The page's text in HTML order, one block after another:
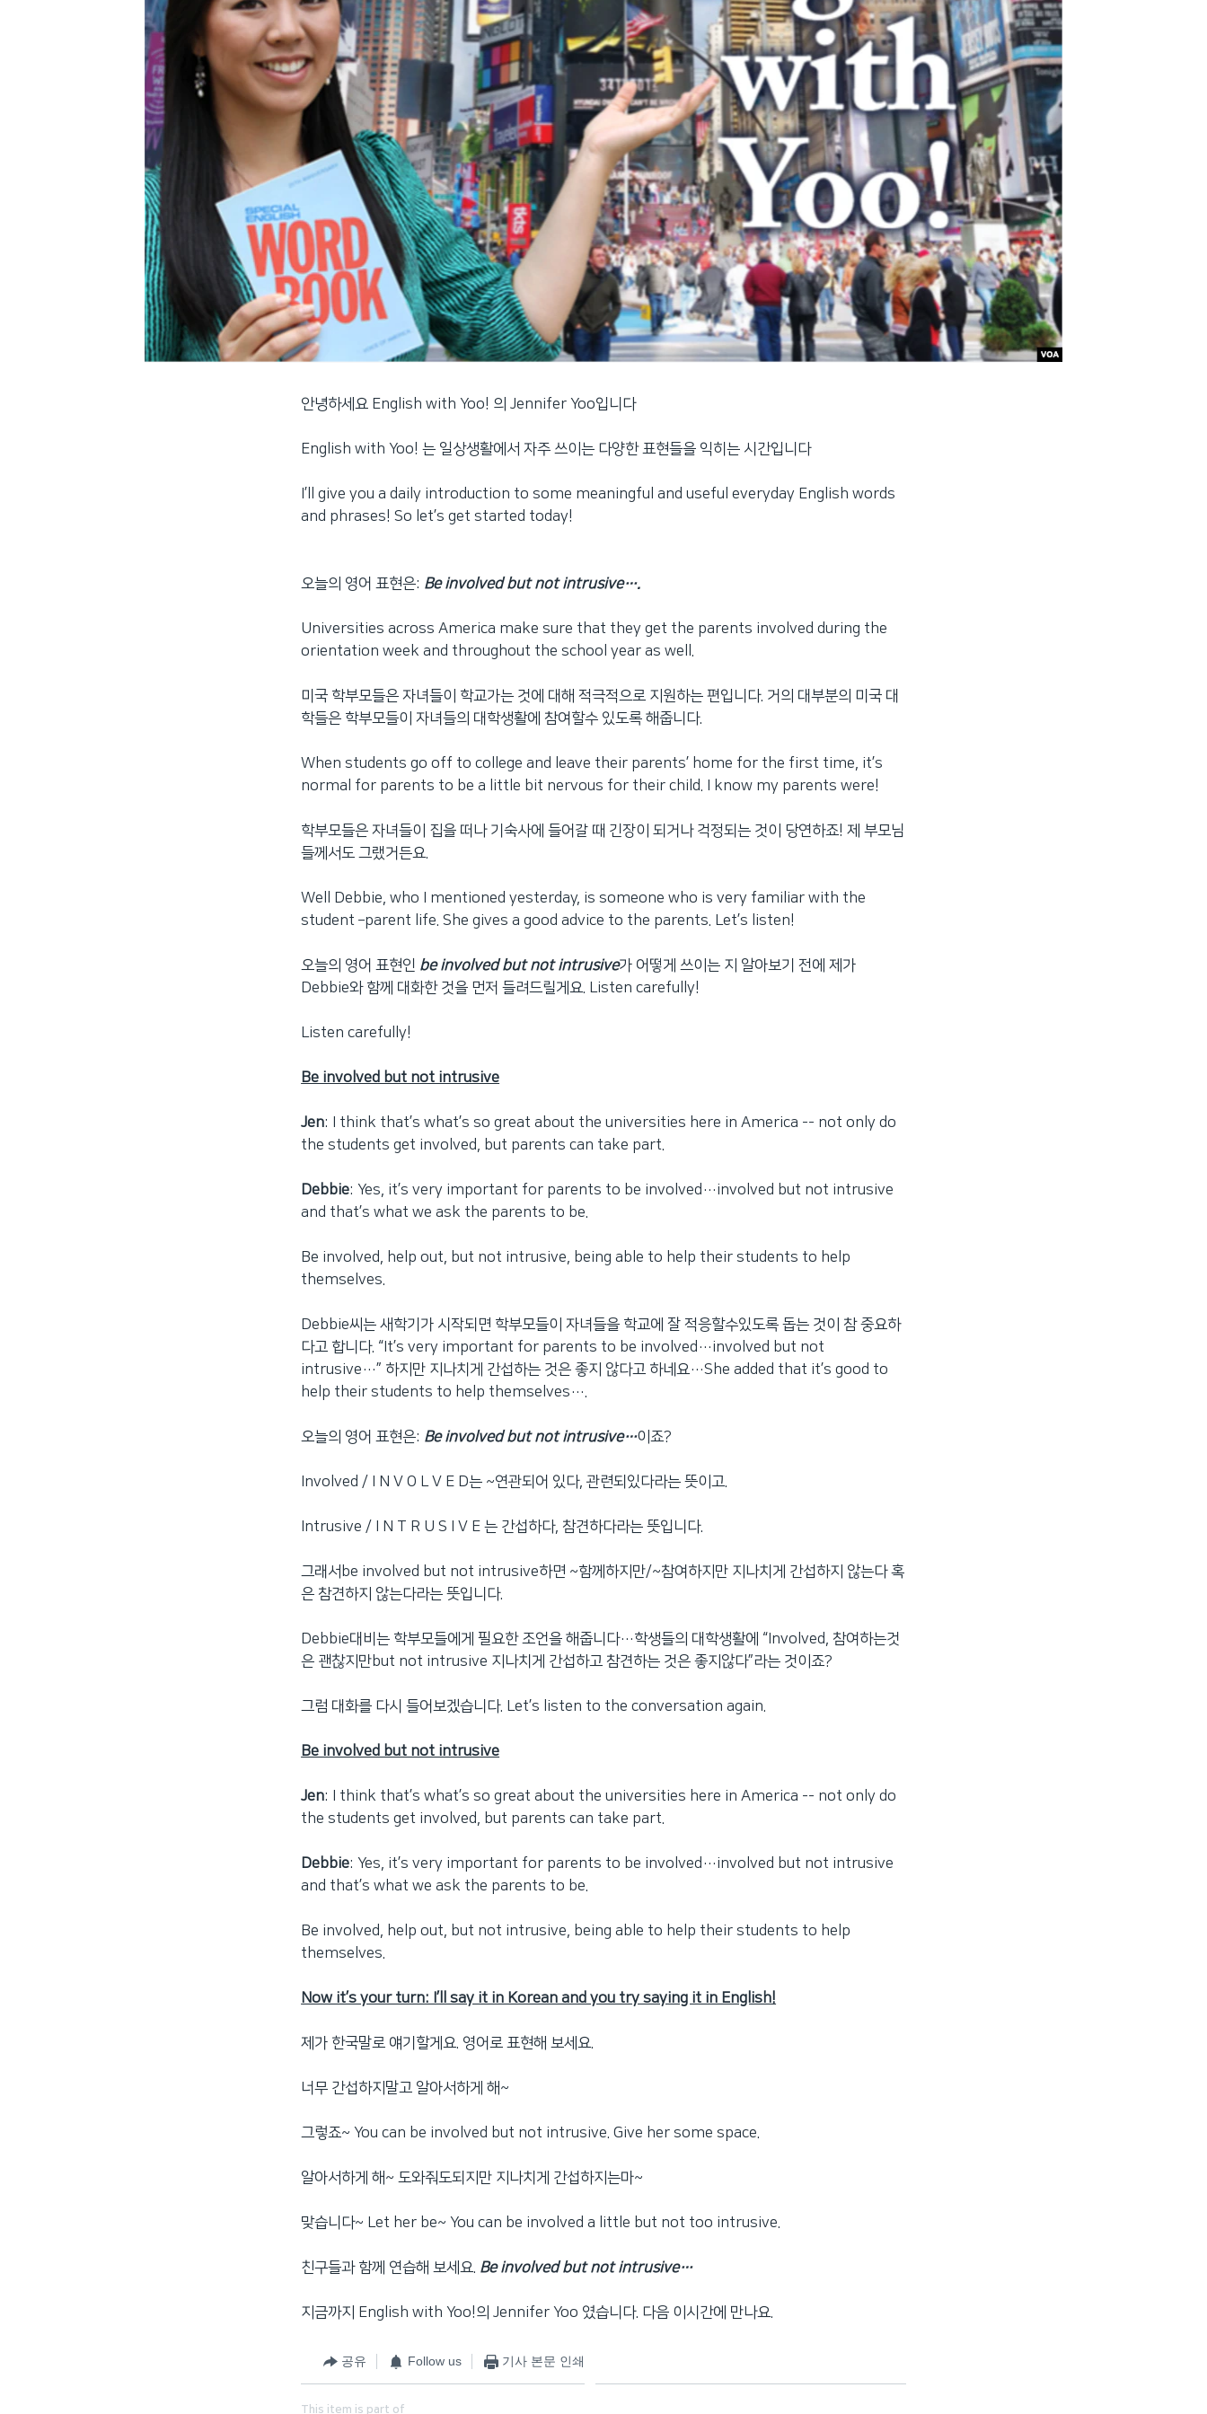
안녕하세요 English with Yoo! 의 Jennifer Yoo입니다
English with Yoo! 는 일상생활에서 자주 쓰이는 다양한 표현들을 익히는 시간입니다
I’ll give you a daily introduction to some meaningful and useful everyday English words
and phrases! So let’s get started today!
오늘의 영어 표현은: Be involved but not intrusive….
Universities across America make sure that they get the parents involved during the
orientation week and throughout the school year as well.
미국 학부모들은 자녀들이 학교가는 것에 대해 적극적으로 지원하는 편입니다. 거의 대부분의 미국 대
학들은 학부모들이 자녀들의 대학생활에 참여할수 있도록 해줍니다.
When students go off to college and leave their parents’ home for the first time, it’s
normal for parents to be a little bit nervous for their child. I know my parents were!
학부모들은 자녀들이 집을 떠나 기숙사에 들어갈 때 긴장이 되거나 걱정되는 것이 당연하죠! 제 부모님
들께서도 그랬거든요.
Well Debbie, who I mentioned yesterday, is someone who is very familiar with the
student –parent life. She gives a good advice to the parents. Let’s listen!
오늘의 영어 표현인 be involved but not intrusive가 어떻게 쓰이는 지 알아보기 전에 제가
Debbie와 함께 대화한 것을 먼저 들려드릴게요. Listen carefully!
Listen carefully!
Be involved but not intrusive
Jen: I think that’s what’s so great about the universities here in America -- not only do
the students get involved, but parents can take part.
Debbie: Yes, it’s very important for parents to be involved…involved but not intrusive
and that’s what we ask the parents to be.
Be involved, help out, but not intrusive, being able to help their students to help
themselves.
Debbie씨는 새학기가 시작되면 학부모들이 자녀들을 학교에 잘 적응할수있도록 돕는 것이 참 중요하
다고 합니다. “It’s very important for parents to be involved…involved but not
intrusive…” 하지만 지나치게 간섭하는 것은 좋지 않다고 하네요…She added that it’s good to
help their students to help themselves….
오늘의 영어 표현은: Be involved but not intrusive…이죠?
Involved / I N V O L V E D는 ~연관되어 있다, 관련되있다라는 뜻이고.
Intrusive / I N T R U S I V E 는 간섭하다, 참견하다라는 뜻입니다.
그래서be involved but not intrusive하면 ~함께하지만/~참여하지만 지나치게 간섭하지 않는다 혹
은 참견하지 않는다라는 뜻입니다.
Debbie대비는 학부모들에게 필요한 조언을 해줍니다…학생들의 대학생활에 “Involved, 참여하는것
은 괜찮지만but not intrusive 지나치게 간섭하고 참견하는 것은 좋지않다”라는 것이죠?
그럼 대화를 다시 들어보겠습니다. Let’s listen to the conversation again.
Be involved but not intrusive
Jen: I think that’s what’s so great about the universities here in America -- not only do
the students get involved, but parents can take part.
Debbie: Yes, it’s very important for parents to be involved…involved but not intrusive
and that’s what we ask the parents to be.
Be involved, help out, but not intrusive, being able to help their students to help
themselves.
Now it’s your turn: I’ll say it in Korean and you try saying it in English!
제가 한국말로 얘기할게요. 영어로 표현해 보세요.
너무 간섭하지말고 알아서하게 해~
그렇죠~ You can be involved but not intrusive. Give her some space.
알아서하게 해~ 도와줘도되지만 지나치게 간섭하지는마~
맞습니다~ Let her be~ You can be involved a little but not too intrusive.
친구들과 함께 연습해 보세요. Be involved but not intrusive…
지금까지 English with Yoo!의 Jennifer Yoo 였습니다. 다음 이시간에 만나요.
공유 Follow us 기사 본문 인쇄
This item is part of